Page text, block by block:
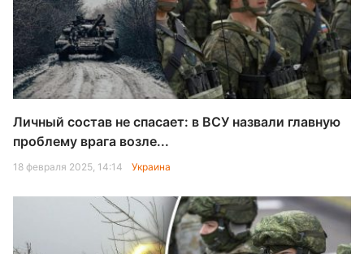
Личный состав не спасает: в ВСУ назвали главную
проблему врага возле...
18 февраля 2025, 14:14 Украина